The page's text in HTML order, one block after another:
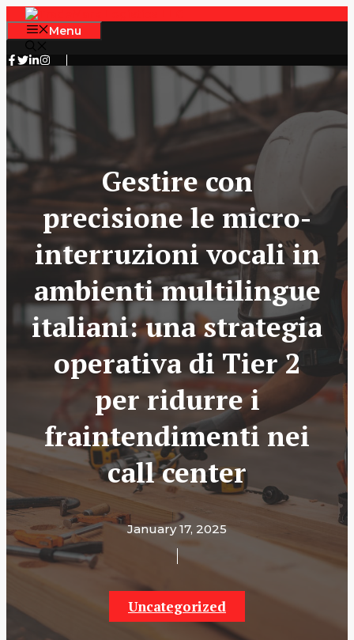
Skip
to
content
Menu
Gestire con
precisione le micro-
interruzioni vocali in
ambienti multilingue
italiani: una strategia
operativa di Tier 2
per ridurre i
fraintendimenti nei
call center
January 17, 2025
Uncategorized